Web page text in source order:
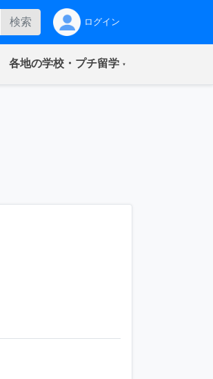
検索 ログイン
各地の学校・プチ留学(current)